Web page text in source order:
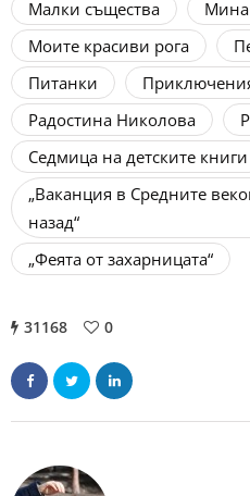
Малки същества
Мина
Моите красиви рога
Питанки
Радостина Николова
Седмица на детските книги
„Ваканция в Средните
назад“
„Феята от захарницата“
31168 0